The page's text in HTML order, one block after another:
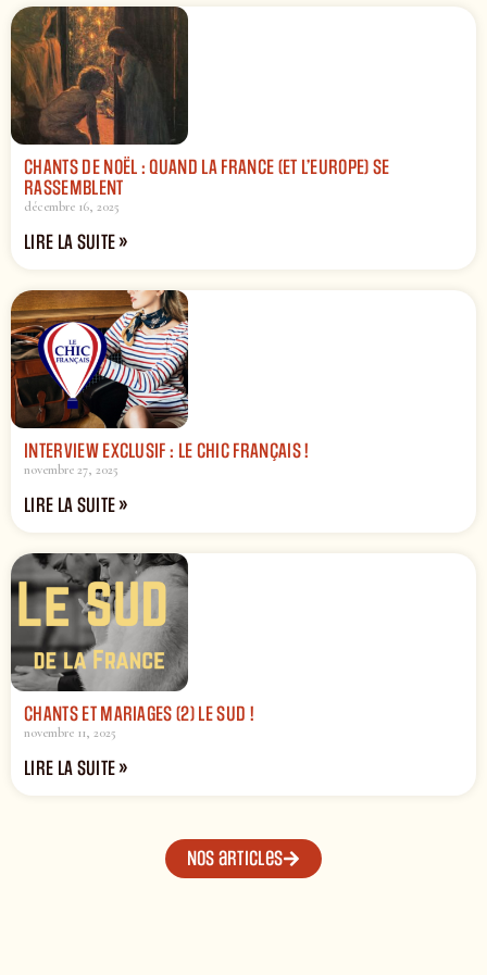
CHANTS DE NOËL : QUAND LA FRANCE (ET L’EUROPE) SE
RASSEMBLENT
décembre 16, 2025
LIRE LA SUITE »
INTERVIEW EXCLUSIF : LE CHIC FRANÇAIS !
novembre 27, 2025
LIRE LA SUITE »
CHANTS ET MARIAGES (2) LE SUD !
novembre 11, 2025
LIRE LA SUITE »
Nos articles